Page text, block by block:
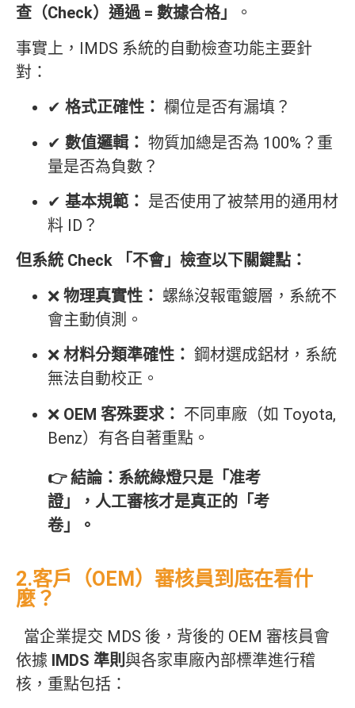
查（Check）通過 = 數據合格」
。
事實上，IMDS 系統的自動檢查功能主要針
對：
✔ 格式正確性： 欄位是否有漏填？
✔ 數值邏輯： 物質加總是否為 100%？重
量是否為負數？
✔ 基本規範： 是否使用了被禁用的通用材
料 ID？
但系統 Check 「不會」檢查以下關鍵點：
❌ 物理真實性： 螺絲沒報電鍍層，系統不
會主動偵測。
❌ 材料分類準確性： 鋼材選成鋁材，系統
無法自動校正。
❌ OEM 客殊要求： 不同車廠（如 Toyota,
Benz）有各自著重點。
👉 結論：系統綠燈只是「准考
證」，人工審核才是真正的「考
卷」。
2.客戶（OEM）審核員到底在看什
麼？
當企業提交 MDS 後，背後的 OEM 審核員會
依據 IMDS 準則 與各家車廠內部標準進行稽
核，重點包括：